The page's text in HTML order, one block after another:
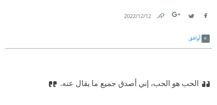
12‏/12‏/2022
أوافق
الحب هو الحب، إني أصدق جميع ما يقال عنه.